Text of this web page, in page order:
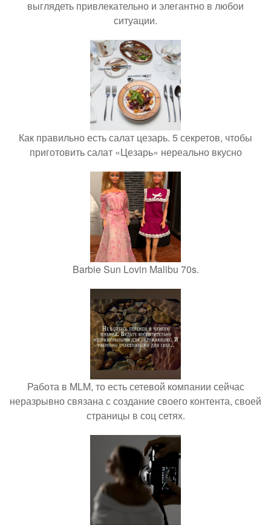
выглядеть привлекательно и элегантно в любои
ситуации.
Как правильно есть салат цезарь. 5 секретов, чтобы
приготовить салат «Цезарь» нереально вкусно
Barbie Sun Lovin Malibu 70s.
Работа в MLM, то есть сетевой компании сейчас
неразрывно связана с создание своего контента, своей
страницы в соц сетях.